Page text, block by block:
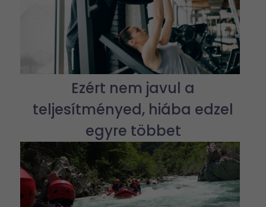
Ezért nem javul a
teljesítményed, hiába edzel
egyre többet